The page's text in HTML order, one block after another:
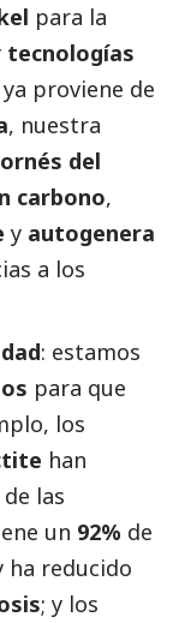
para la
tecnologías
proviene de
, nuestra
del
carbono,
y autogenera
a los
: estamos
para que
los
han
de las
un 92% de
ha reducido
; y los